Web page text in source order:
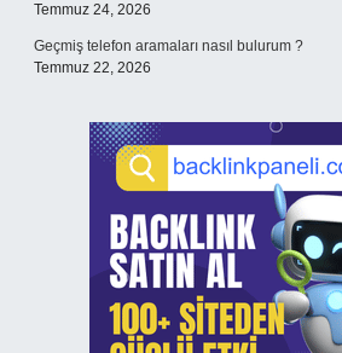
Temmuz 24, 2026
Geçmiş telefon aramaları nasıl bulurum ?
Temmuz 22, 2026